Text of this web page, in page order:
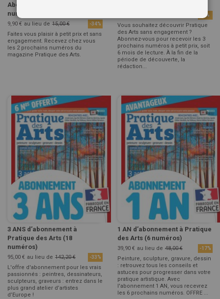
Abonnement Découverte 2
numéros
9,90 € au lieu de 15,00 € -34%
Faites vous plaisir à petit prix et sans
engagement. Recevez chez vous
les 2 prochains numéros du
magazine Pratique des Arts.
-8%
Vous souhaitez découvrir Pratique
des Arts sans engagement ?
Abonnez-vous pour recevoir les 3
prochains numéros à petit prix, soit
6 mois de lecture. À la fin de la
période de découverte, la
rédaction...
3 ANS d’abonnement à
Pratique des Arts (18
numéros)
95,00 € au lieu de 142,20 € -33%
L'offre d'abonnement pour les vrais
passionnés : peintres, dessinateurs,
sculpteurs, graveurs : entrez dans le
plus grand atelier d’artistes
d’Europe !
1 AN d’abonnement à Pratique
des Arts (6 numéros)
39,90 € au lieu de 48,00 € -17%
Peinture, sculpture, gravure, dessin
: retrouvez tous les conseils et
astuces pour progresser dans votre
pratique artistique. Avec
l'abonnement 1 AN, vous recevrez
les 6 prochains numéros. OFFRE ...